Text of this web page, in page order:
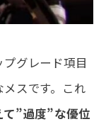
グレード項目
メスです。これ
”過度”な優位